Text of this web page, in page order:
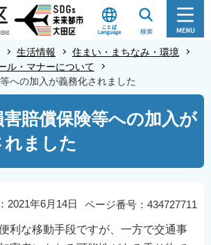
生活情報
住まい・まちなみ・環境
ル・マナーについて
への加入が義務化されました
害賠償保険等への加入が
ました
ページ番号：434727711
2021年6月14日
利な移動手段ですが、一方で交通事